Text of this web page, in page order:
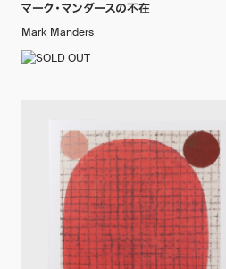
マーク・マンダースの不在
Mark Manders